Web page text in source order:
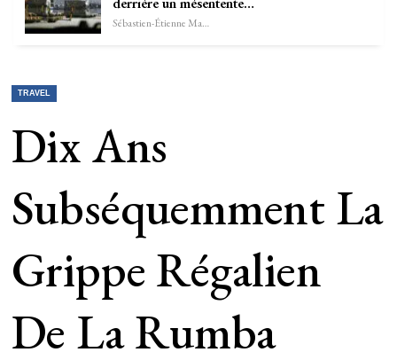
Sébastien-Étienne Marechal
TRAVEL
Dix Ans
Subséquemment La
Grippe Régalien
De La Rumba